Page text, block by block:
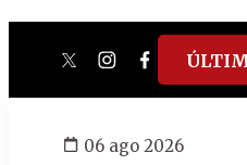
twitterinstagram
facebook
tiktok
06 ago 2026